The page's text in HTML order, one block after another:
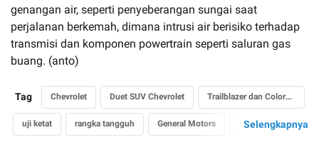
genangan air, seperti penyeberangan sungai saat
perjalanan berkemah, dimana intrusi air berisiko terhadap
transmisi dan komponen powertrain seperti saluran gas
buang. (anto)
Tag Chevrolet Duet SUV Chevrolet Trailblazer dan Colorado
uji ketat rangka tangguh General Motors pickup truck
Selengkapnya